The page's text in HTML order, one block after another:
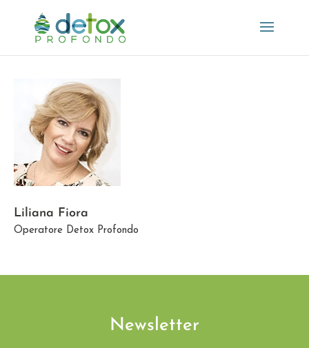
Liliana Fiora
Operatore Detox Profondo
Newsletter